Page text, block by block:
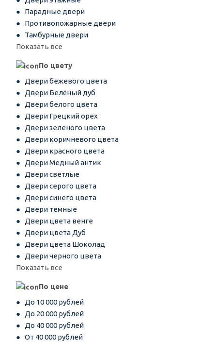
Парадные двери
Противопожарные двери
Тамбурные двери
Показать все
По цвету
Двери бежевого цвета
Двери Белёный дуб
Двери белого цвета
Двери Грецкий орех
Двери зеленого цвета
Двери коричневого цвета
Двери красного цвета
Двери Медный антик
Двери светлые
Двери серого цвета
Двери синего цвета
Двери темные
Двери цвета венге
Двери цвета Дуб
Двери цвета Шоколад
Двери черного цвета
Показать все
По цене
До 10 000 рублей
До 20 000 рублей
До 40 000 рублей
От 40 000 рублей